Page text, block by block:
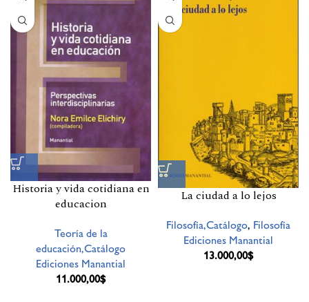
Historia y vida cotidiana en
educacion
Teoría de la
educación,Catálogo
Ediciones Manantial
11.000,00$
La ciudad a lo lejos
Filosofía,Catálogo, Filosofía
Ediciones Manantial
13.000,00$